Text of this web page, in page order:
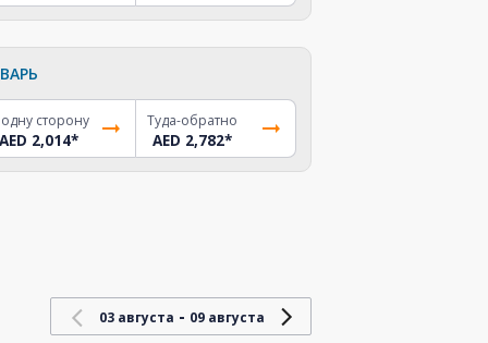
сторону
AED 2,014*
Туда-обратно
AED 2,782*
03 августа - 09 августа